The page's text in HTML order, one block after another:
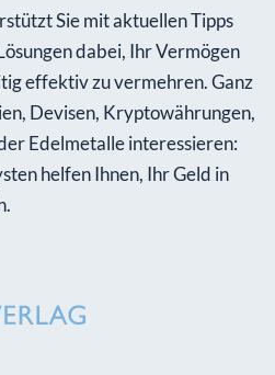
Sie mit aktuellen Tipps
dabei, Ihr Vermögen
effektiv zu vermehren. Ganz
Devisen, Kryptowährungen,
Edelmetalle interessieren:
helfen Ihnen, Ihr Geld in